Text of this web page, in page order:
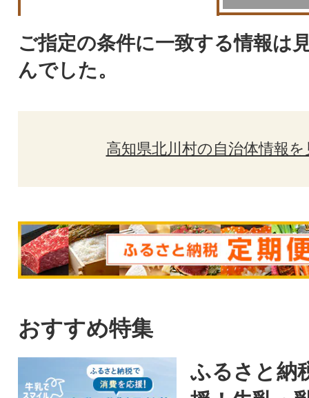
ご指定の条件に一致する情報は
んでした。
高知県北川村の自治体情報を
おすすめ特集
ふるさと納